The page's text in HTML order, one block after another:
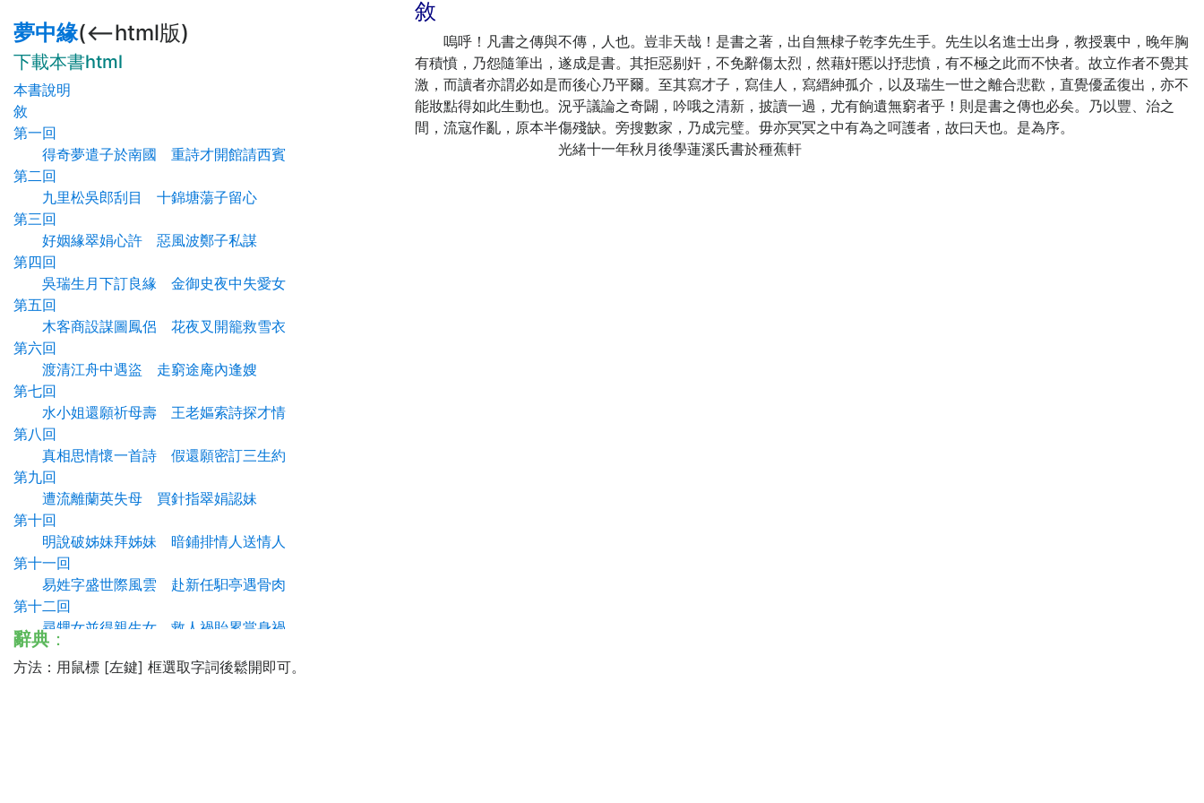
夢中緣(<--html版)
下載本書html
本書說明
敘
第一回
得奇夢遣子於南國 重詩才開館請西賓
第二回
九里松吳郎刮目 十錦塘蕩子留心
第三回
好姻緣翠娟心許 惡風波鄭子私謀
第四回
吳瑞生月下訂良緣 金御史夜中失愛女
第五回
木客商設謀圖鳳侶 花夜叉開籠救雪衣
第六回
渡清江舟中遇盜 走窮途庵內逢嫂
第七回
水小姐還願祈母壽 王老嫗索詩探才情
第八回
真相思情懷一首詩 假還願密訂三生約
第九回
遭流離蘭英失母 買針指翠娟認妹
第十回
明說破姊妹拜姊妹 暗鋪排情人送情人
第十一回
易姓字盛世際風雲 赴新任馹亭遇骨肉
第十二回
尋甥女並得親生女 救人禍貽累當身禍
第十三回
謁撫院卻逢故東主 擇佳婿又配舊西賓
辭典 ：
方法：用鼠標 [左鍵] 框選取字詞後鬆開即可。
敘
嗚呼！凡書之傳與不傳，人也。豈非天哉！是書之著，出自無棣子乾李先生手。先生以名進士出身，教授裏中，晚年胸
有積憤，乃怨隨筆出，遂成是書。其拒惡剔奸，不免辭傷太烈，然藉奸慝以抒悲憤，有不極之此而不快者。故立作者不覺其
激，而讀者亦謂必如是而後心乃平爾。至其寫才子，寫佳人，寫縉紳孤介，以及瑞生一世之離合悲歡，直覺優孟復出，亦不
能妝點得如此生動也。況乎議論之奇闢，吟哦之清新，披讀一過，尤有餉遺無窮者乎！則是書之傳也必矣。乃以豐、治之
間，流寇作亂，原本半傷殘缺。旁搜數家，乃成完璧。毋亦冥冥之中有為之呵護者，故曰天也。是為序。
光緒十一年秋月後學蓮溪氏書於種蕉軒